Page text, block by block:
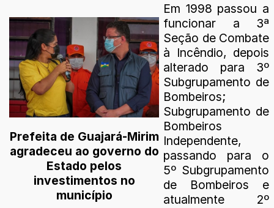
Prefeita de Guajará-Mirim
agradeceu ao governo do
Estado pelos
investimentos no
município
Em 1998 passou a
funcionar a 3ª
Seção de Combate
à Incêndio, depois
alterado para 3º
Subgrupamento de
Bombeiros;
Subgrupamento de
Bombeiros
Independente,
passando para o
5º Subgrupamento
de Bombeiros e
atualmente 2º